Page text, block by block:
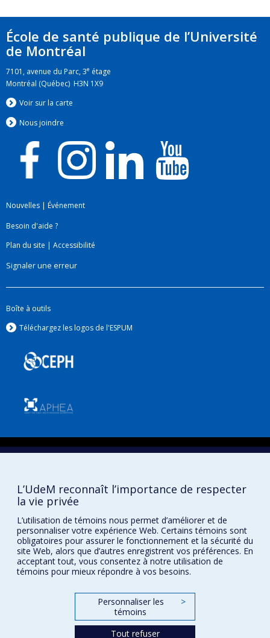
École de santé publique de l’Université
de Montréal
7101, avenue du Parc, 3e étage
Montréal (Québec) H3N 1X9
Voir sur la carte
Nous joindre
Nouvelles | Événement
Besoin d'aide ?
Plan du site | Accessibilité
Signaler une erreur
Boîte à outils
Téléchargez les logos de l'ESPUM
Confidentialité
Paramètres des témoins
Université de
Montréal
L’UdeM reconnaît l’importance de respecter
la vie privée
L’utilisation de témoins nous permet d’améliorer et de
personnaliser votre expérience Web. Certains témoins sont
obligatoires pour assurer le fonctionnement et la sécurité du
site Web, alors que d’autres enregistrent vos préférences. En
acceptant tout, vous consentez à notre utilisation de
témoins pour mieux répondre à vos besoins.
Personnaliser les
témoins
>
Tout refuser